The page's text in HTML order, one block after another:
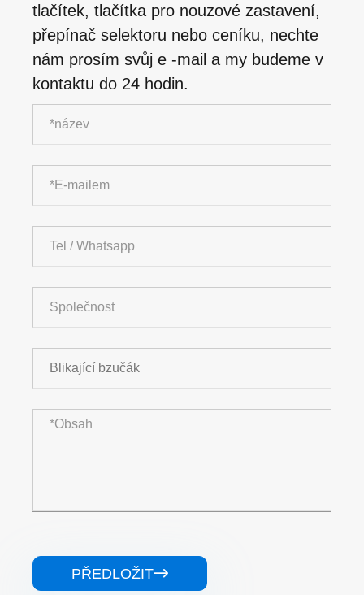
tlačítek, tlačítka pro nouzové zastavení,
přepínač selektoru nebo ceníku, nechte
nám prosím svůj e -mail a my budeme v
kontaktu do 24 hodin.
PŘEDLOŽIT